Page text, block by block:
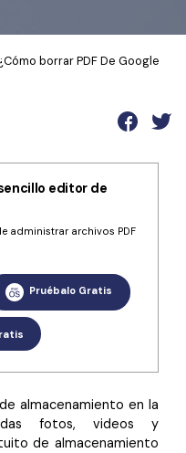
de IA
borrar PDF De Google
editor de
administrar archivos PDF
Pruébalo Gratis
almacenamiento en la
fotos, videos y
de almacenamiento